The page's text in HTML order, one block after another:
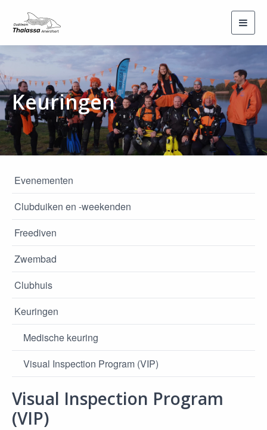
Keuringen
Evenementen
Clubduiken en -weekenden
Freediven
Zwembad
Clubhuis
Keuringen
Medische keuring
Visual Inspection Program (VIP)
Visual Inspection Program
(VIP)